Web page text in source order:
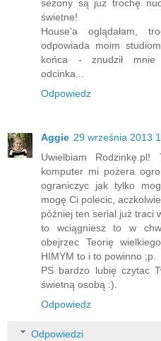
sezony są już trochę
świetne!
House'a oglądałam,
odpowiada moim
końca - znudził mnie
odcinka...
Odpowiedz
Aggie 29 września 2013
Uwielbiam
komputer mi pożera
ograniczyc jak tylko
mogę Ci polecic,
później ten serial już traci
to wciągniesz to w
obejrzec Teorię
HIMYM to i to powinno ;p.
PS bardzo lubię czytac
świetną osobą :).
Odpowiedz
Odpowiedzi